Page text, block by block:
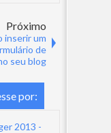
Próximo
inserir um
de
seu blog
por:
2013 -